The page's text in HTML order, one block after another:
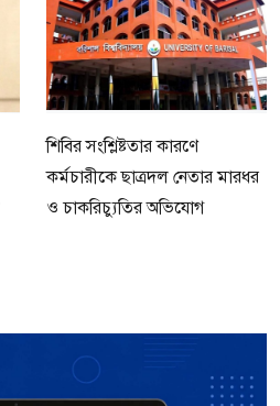
শিবির সংশ্লিষ্টতার কারণে
কর্মচারীকে ছাত্রদল নেতার মারধর
ও চাকরিচ্যুতির অভিযোগ